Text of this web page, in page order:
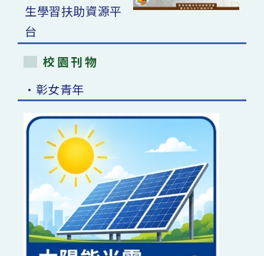
校園刊物
•彰女青年